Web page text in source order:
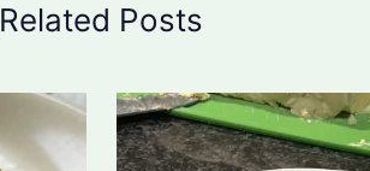
Related Posts